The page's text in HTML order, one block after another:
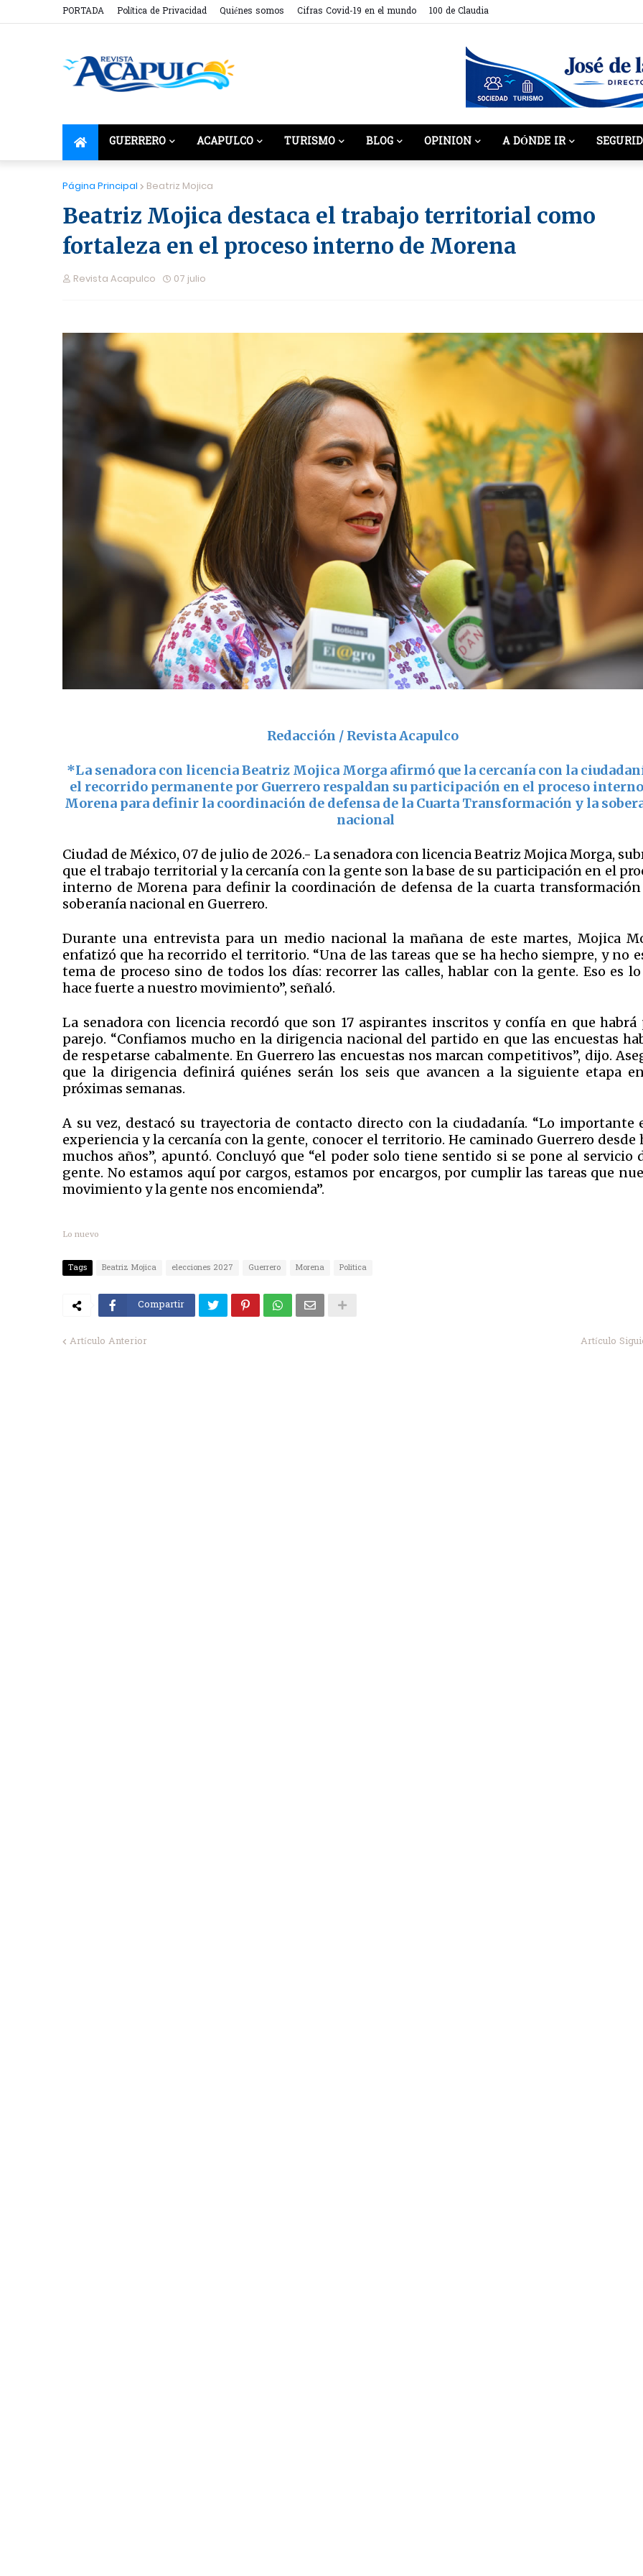
PORTADA Política de Privacidad Quiénes somos Cifras Covid-19 en el mundo 100 de Claudia
GUERRERO ACAPULCO TURISMO BLOG OPINION A DÓNDE IR
Página Principal Beatriz Mojica
Beatriz Mojica destaca el trabajo territorial como
fortaleza en el proceso interno de Morena
Revista Acapulco 07 julio
Redacción / Revista Acapulco
*La senadora con licencia Beatriz Mojica Morga afirmó que la cercanía con la
el recorrido permanente por Guerrero respaldan su participación en el proceso
Morena para definir la coordinación de defensa de la Cuarta Transformación y la
nacional
Ciudad de México, 07 de julio de 2026.- La senadora con licencia Beatriz Mojica Morga,
que el trabajo territorial y la cercanía con la gente son la base de su participación en el
interno de Morena para definir la coordinación de defensa de la cuarta
soberanía nacional en Guerrero.
Durante una entrevista para un medio nacional la mañana de este martes, Mojica
enfatizó que ha recorrido el territorio. “Una de las tareas que se ha hecho siempre, y no
tema de proceso sino de todos los días: recorrer las calles, hablar con la gente. Eso es lo
hace fuerte a nuestro movimiento”, señaló.
La senadora con licencia recordó que son 17 aspirantes inscritos y confía en que habrá
parejo. “Confiamos mucho en la dirigencia nacional del partido en que las encuestas
de respetarse cabalmente. En Guerrero las encuestas nos marcan competitivos”, dijo.
que la dirigencia definirá quiénes serán los seis que avancen a la siguiente etapa
próximas semanas.
A su vez, destacó su trayectoria de contacto directo con la ciudadanía. “Lo importante
experiencia y la cercanía con la gente, conocer el territorio. He caminado Guerrero desde
muchos años”, apuntó. Concluyó que “el poder solo tiene sentido si se pone al servicio
gente. No estamos aquí por cargos, estamos por encargos, por cumplir las tareas que
movimiento y la gente nos encomienda”.
Lo nuevo
Tags Beatriz Mojica elecciones 2027 Guerrero Morena Politica
Compartir
Artículo Anterior Artículo